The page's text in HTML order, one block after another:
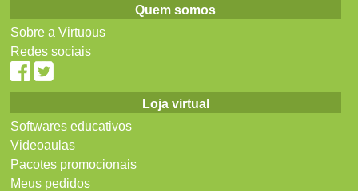
Quem somos
Sobre a Virtuous
Redes sociais
Loja virtual
Softwares educativos
Videoaulas
Pacotes promocionais
Meus pedidos